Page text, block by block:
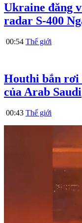
Ukraine đăng
radar S-400
00:54 Thế giới
Houthi bắn rơi
của Arab Saudi
00:43 Thế giới